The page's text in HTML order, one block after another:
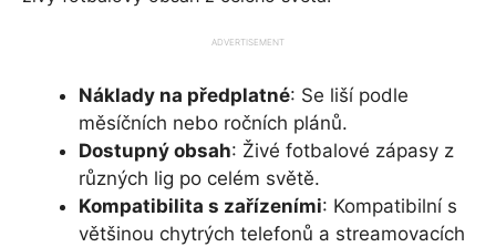
ADVERTISEMENT
Náklady na předplatné: Se liší podle
měsíčních nebo ročních plánů.
Dostupný obsah: Živé fotbalové zápasy z
různých lig po celém světě.
Kompatibilita s zařízeními: Kompatibilní s
většinou chytrých telefonů a streamovacích